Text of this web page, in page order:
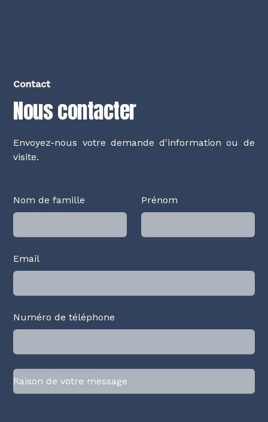
Contact
Nous contacter
Envoyez-nous votre demande d'information ou de
visite.
Nom de famille Prénom
Email
Numéro de téléphone